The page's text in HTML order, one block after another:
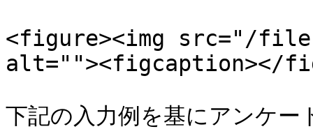
<figure><img src="/files/
alt=""><figcaption></
下記の入力例を基にアンケー